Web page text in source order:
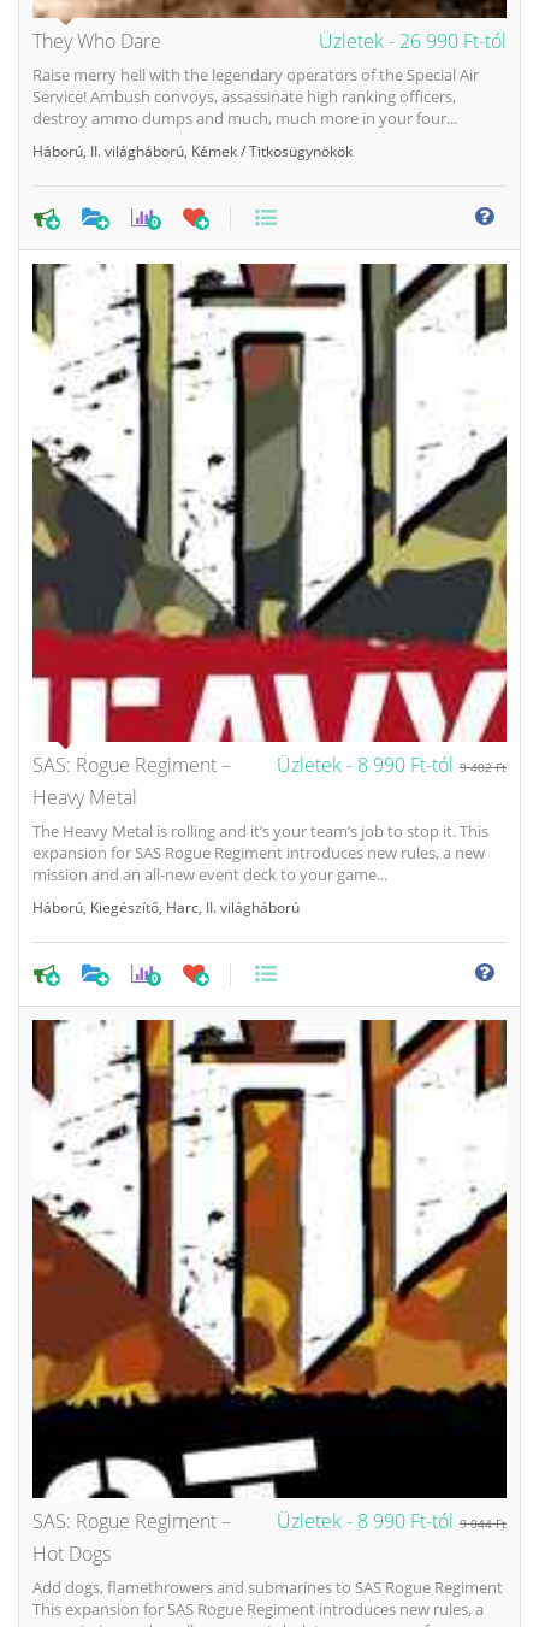
Üzletek - 26 990 Ft-tól
They Who Dare
Raise merry hell with the legendary operators of the Special Air
Service! Ambush convoys, assassinate high ranking officers,
destroy ammo dumps and much, much more in your four...
Háború II. világháború Kémek / Titkosügynökök
0
Üzletek - 8 990 Ft-tól 9 402 Ft
SAS: Rogue Regiment –
Heavy Metal
The Heavy Metal is rolling and it’s your team’s job to stop it. This
expansion for SAS Rogue Regiment introduces new rules, a new
mission and an all-new event deck to your game...
Háború Kiegészítő Harc II. világháború
0
Üzletek - 8 990 Ft-tól 9 044 Ft
SAS: Rogue Regiment –
Hot Dogs
Add dogs, flamethrowers and submarines to SAS Rogue Regiment
This expansion for SAS Rogue Regiment introduces new rules, a